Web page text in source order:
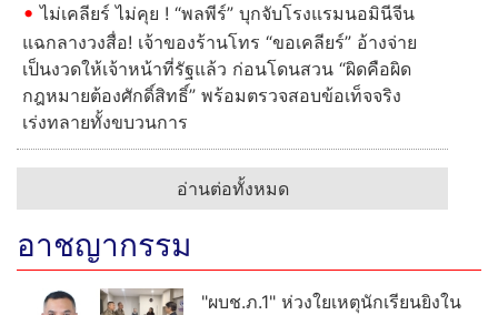
ไม่เคลียร์ ไม่คุย ! “พลพีร์” บุกจับโรงแรมนอมินีจีน
แฉกลางวงสื่อ! เจ้าของร้านโทร “ขอเคลียร์” อ้างจ่าย
เป็นงวดให้เจ้าหน้าที่รัฐแล้ว ก่อนโดนสวน “ผิดคือผิด
กฎหมายต้องศักดิ์สิทธิ์” พร้อมตรวจสอบข้อเท็จจริง
เร่งทลายทั้งขบวนการ
อ่านต่อทั้งหมด
อาชญากรรม
"ผบช.ภ.1" ห่วงใยเหตุนักเรียนยิงใน